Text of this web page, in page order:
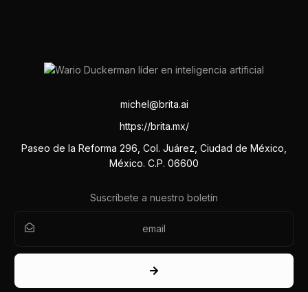
michel@brita.ai
https://brita.mx/
Paseo de la Reforma 296, Col. Juárez, Ciudad de México,
México. C.P. 06600
Suscríbete a nuestro boletín